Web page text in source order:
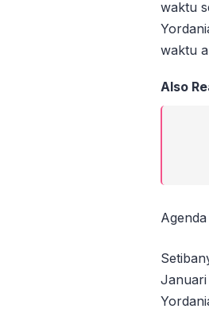
waktu
waktu
Also
Januari